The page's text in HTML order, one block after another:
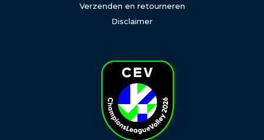
Verzenden en retourneren
Disclaimer